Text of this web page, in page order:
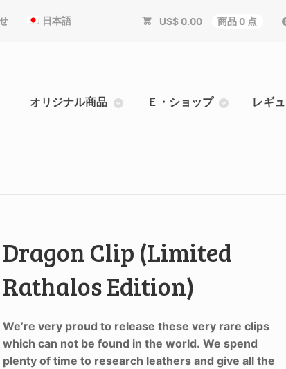
日本語 US$0.00 商品 0 点
オリジナル商品 Ｅ・ショップ レギ
Dragon Clip (Limited
Rathalos Edition)
We’re very proud to release these very rare clips
which can not be found in the world. We spend
plenty of time to research leathers and give all the